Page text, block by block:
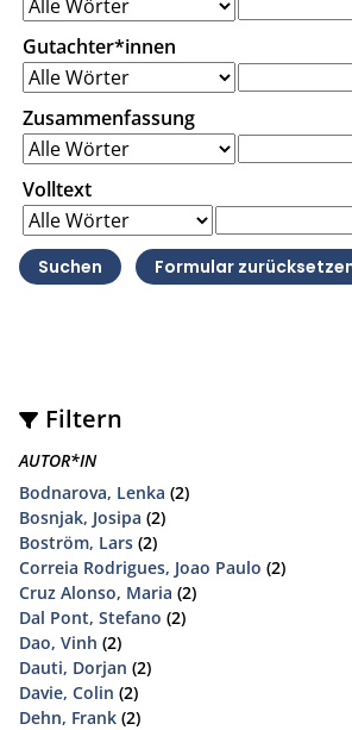
Gutachter*innen
Zusammenfassung
Volltext
Filtern
AUTOR*IN
Bodnarova, Lenka (2)
Bosnjak, Josipa (2)
Boström, Lars (2)
Correia Rodrigues, Joao Paulo (2)
Cruz Alonso, Maria (2)
Dal Pont, Stefano (2)
Dao, Vinh (2)
Dauti, Dorjan (2)
Davie, Colin (2)
Dehn, Frank (2)